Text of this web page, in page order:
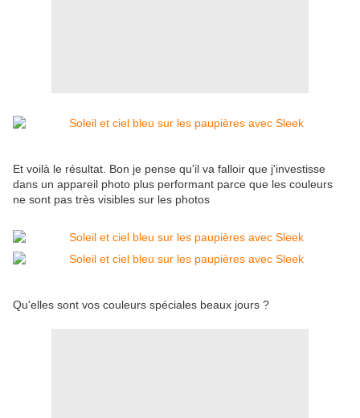
Et voilà le résultat. Bon je pense qu'il va falloir que j'investisse
dans un appareil photo plus performant parce que les couleurs
ne sont pas très visibles sur les photos
Qu'elles sont vos couleurs spéciales beaux jours ?